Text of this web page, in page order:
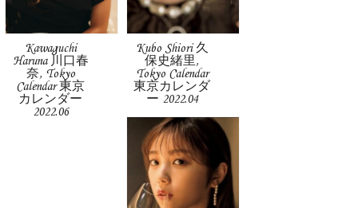
Kawaguchi
Haruna 川口春
奈, Tokyo
Calendar 東京
カレンダー
2022.06
Kubo Shiori 久
保史緒里,
Tokyo Calendar
東京カレンダ
ー 2022.04